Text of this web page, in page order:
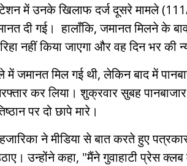
में उनके खिलाफ दर्ज दूसरे मामले
दी गई। हालाँकि, जमानत मिलने के
नहीं किया जाएगा और वह दिन भर की
में जमानत मिल गई थी, लेकिन बाद में
कर लिया। शुक्रवार सुबह
पर दो छापे मारे।
ने मीडिया से बात करते हुए
उन्होंने कहा, "मैंने गुवाहाटी प्रेस